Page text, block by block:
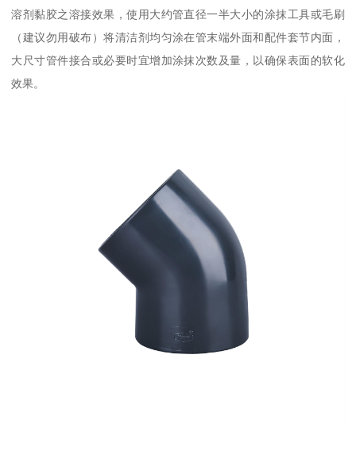
溶剂黏胶之溶接效果，使用大约管直径一半大小的涂抹工具或毛刷
（建议勿用破布）将清洁剂均匀涂在管末端外面和配件套节内面，
大尺寸管件接合或必要时宜增加涂抹次数及量，以确保表面的软化
效果。